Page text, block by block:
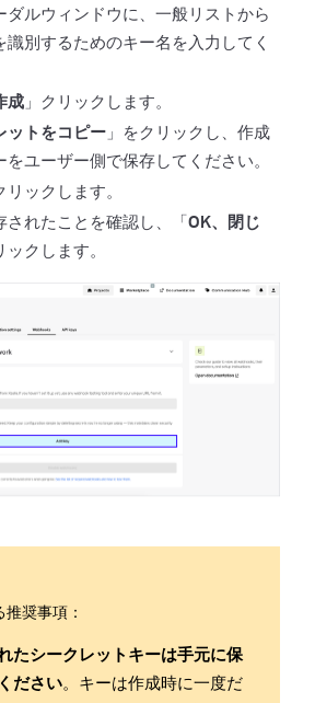
ダルウィンドウに、一般リストから
識別するためのキー名を入力してく
成 」クリックします。
ットをコピー 」をクリックし、作成
をユーザー側で保存してください。
リックします。
されたことを確認し、「 OK、閉じ
ックします。
奨事項：
たシークレットキーは手元に保
ださい。キーは作成時に一度だ